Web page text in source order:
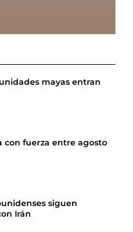
mayas entran
con fuerza entre agosto
siguen
Irán